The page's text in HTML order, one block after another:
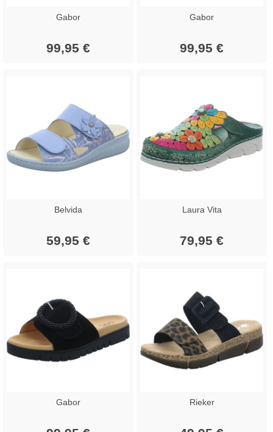
Gabor
99,95 €
Gabor
99,95 €
Belvida
59,95 €
Laura Vita
79,95 €
Gabor Rieker